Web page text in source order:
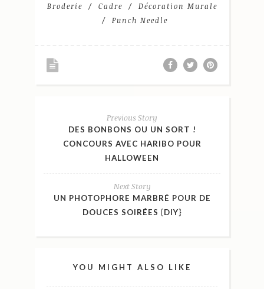
Broderie Cadre
Décoration Murale
Punch Needle
Previous Story
DES BONBONS OU UN SORT !
CONCOURS AVEC HARIBO POUR
HALLOWEEN
Next Story
UN PHOTOPHORE MARBRÉ POUR DE
DOUCES SOIRÉES {DIY}
YOU MIGHT ALSO LIKE